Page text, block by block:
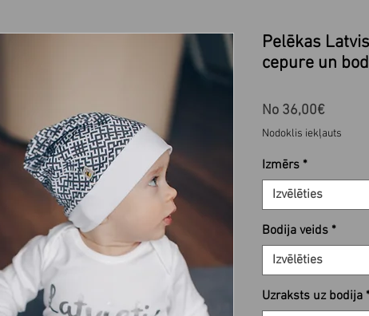
Pelēkas
cepure un
No 36,00€
cena
Nodoklis iekļauts
Izmērs *
Izvēlēties
Bodija veids *
Izvēlēties
Uzraksts uz bodija